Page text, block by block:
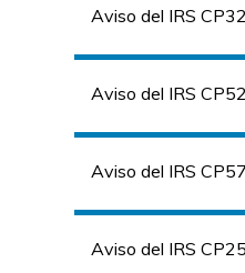
Aviso del IRS
Aviso del IRS
Aviso del IRS CP57
Aviso del IRS